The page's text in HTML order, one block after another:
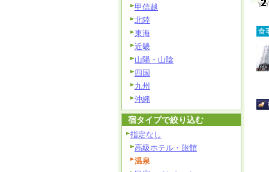
食
甲信越
北陸
東海
近畿
山陽・山陰
四国
九州
沖縄
宿タイプで絞り込む
指定なし
高級ホテル・旅館
温泉